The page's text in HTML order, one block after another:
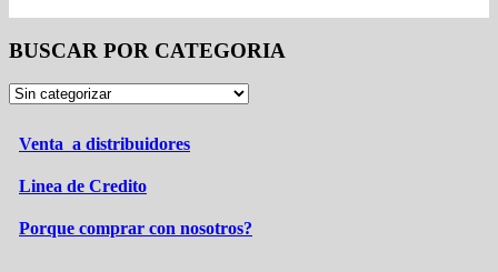
BUSCAR POR CATEGORIA
Venta a distribuidores
Linea de Credito
Porque comprar con nosotros?